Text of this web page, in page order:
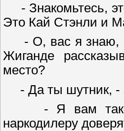
- Знакомьтесь,
Это Кай Стэнли и
- О, вас я знаю, -
Жиганде
место?
- Да ты шутник, -
- Я вам такого
наркодилеру